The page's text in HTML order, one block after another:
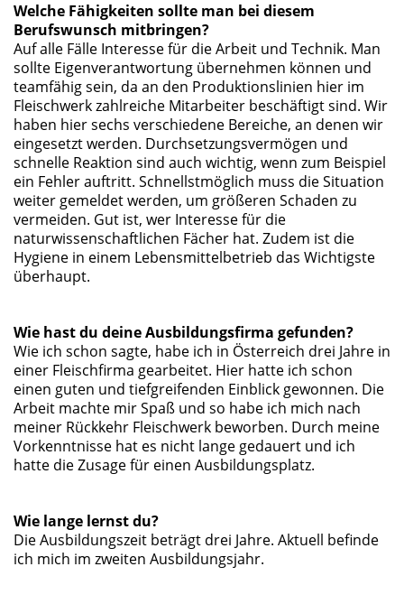
Welche Fähigkeiten sollte man bei diesem
Berufswunsch mitbringen?
Auf alle Fälle Interesse für die Arbeit und Technik. Man
sollte Eigenverantwortung übernehmen können und
teamfähig sein, da an den Produktionslinien hier im
Fleischwerk zahlreiche Mitarbeiter beschäftigt sind. Wir
haben hier sechs verschiedene Bereiche, an denen wir
eingesetzt werden. Durchsetzungsvermögen und
schnelle Reaktion sind auch wichtig, wenn zum Beispiel
ein Fehler auftritt. Schnellstmöglich muss die Situation
weiter gemeldet werden, um größeren Schaden zu
vermeiden. Gut ist, wer Interesse für die
naturwissenschaftlichen Fächer hat. Zudem ist die
Hygiene in einem Lebensmittelbetrieb das Wichtigste
überhaupt.
Wie hast du deine Ausbildungsfirma gefunden?
Wie ich schon sagte, habe ich in Österreich drei Jahre in
einer Fleischfirma gearbeitet. Hier hatte ich schon
einen guten und tiefgreifenden Einblick gewonnen. Die
Arbeit machte mir Spaß und so habe ich mich nach
meiner Rückkehr Fleischwerk beworben. Durch meine
Vorkenntnisse hat es nicht lange gedauert und ich
hatte die Zusage für einen Ausbildungsplatz.
Wie lange lernst du?
Die Ausbildungszeit beträgt drei Jahre. Aktuell befinde
ich mich im zweiten Ausbildungsjahr.